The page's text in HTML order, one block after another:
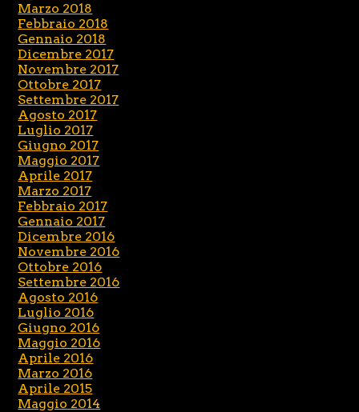
Marzo 2018
Febbraio 2018
Gennaio 2018
Dicembre 2017
Novembre 2017
Ottobre 2017
Settembre 2017
Agosto 2017
Luglio 2017
Giugno 2017
Maggio 2017
Aprile 2017
Marzo 2017
Febbraio 2017
Gennaio 2017
Dicembre 2016
Novembre 2016
Ottobre 2016
Settembre 2016
Agosto 2016
Luglio 2016
Giugno 2016
Maggio 2016
Aprile 2016
Marzo 2016
Aprile 2015
Maggio 2014